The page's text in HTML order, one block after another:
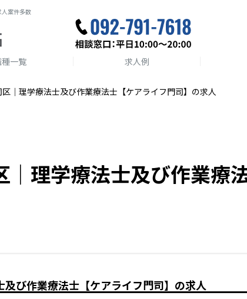
人案件多数
一覧 求人例
｜理学療法士及び作業療法士【ケアライフ門司】の求人
｜理学療法士及び作業療
び作業療法士【ケアライフ門司】の求人